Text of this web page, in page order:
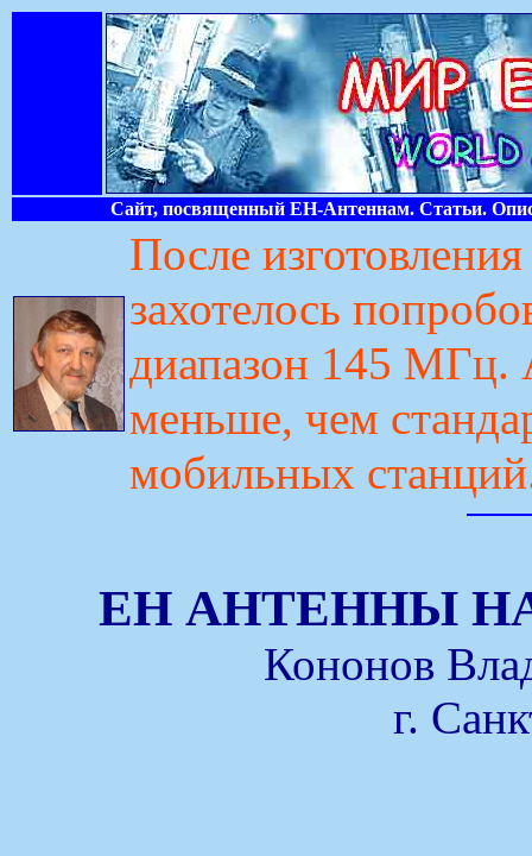
Сайт, посвященный ЕН-Антеннам. Статьи.
После
захотелось
диапазон 145 МГц.
меньше, чем
мобильных
ЕН АНТЕННЫ
Кононов
г.